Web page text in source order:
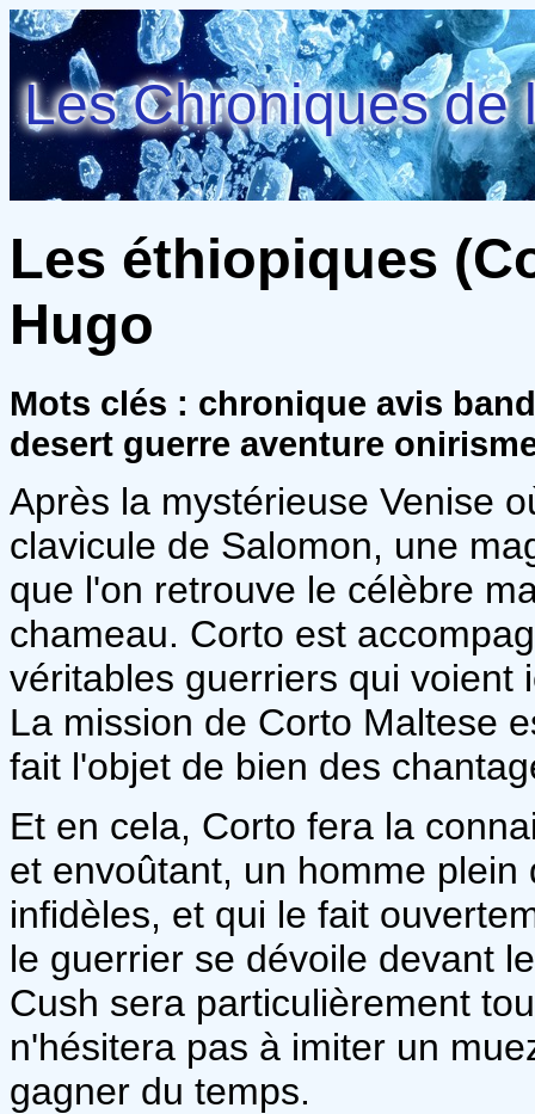
Les Chroniques de
Les éthiopiques
Hugo
Mots clés : chronique avis
desert guerre aventure
Après la mystérieuse Venise
clavicule de Salomon, une
que l'on retrouve le célèbre
chameau. Corto est
véritables guerriers qui voient
La mission de Corto Maltese
fait l'objet de bien des
Et en cela, Corto fera la
et envoûtant, un homme
infidèles, et qui le fait
le guerrier se dévoile devant
Cush sera particulièrement
n'hésitera pas à imiter un
gagner du temps.